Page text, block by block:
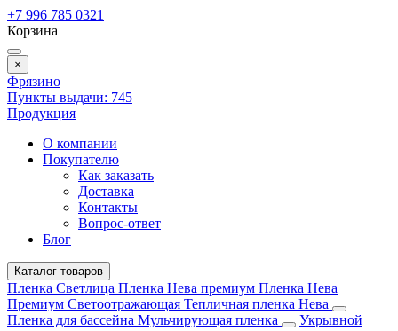
+7 996 785 0321
Корзина
×
Фрязино
Пункты выдачи: 745
Продукция
О компании
Покупателю
Как заказать
Доставка
Контакты
Вопрос-ответ
Блог
Каталог товаров
Пленка Светлица Пленка Нева премиум Пленка Нева
Премиум Светоотражающая Тепличная пленка Нева
Пленка для бассейна Мульчирующая пленка
Укрывной